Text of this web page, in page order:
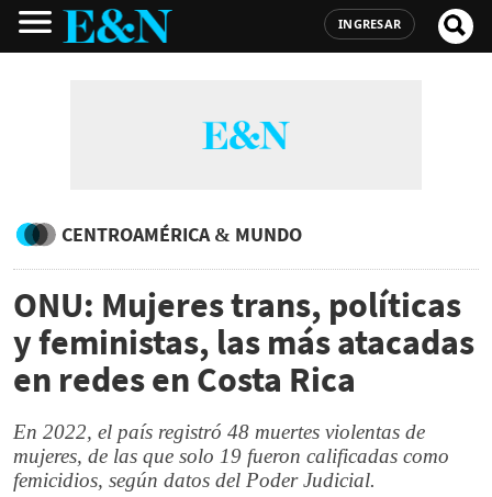
INGRESAR
CENTROAMÉRICA & MUNDO
ONU: Mujeres trans, políticas
y feministas, las más atacadas
en redes en Costa Rica
En 2022, el país registró 48 muertes violentas de
mujeres, de las que solo 19 fueron calificadas como
femicidios, según datos del Poder Judicial.